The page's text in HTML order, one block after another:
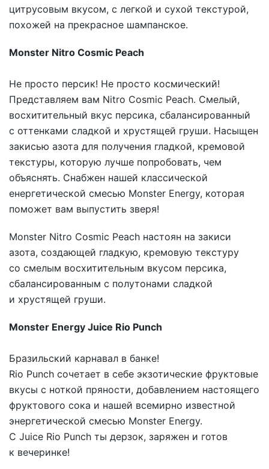
цитрусовым вкусом, с легкой и сухой текстурой,
похожей на прекрасное шампанское.
Monster Nitro Cosmic Peach
Не просто персик! Не просто космический!
Представляем вам Nitro Cosmic Peach. Смелый,
восхитительный вкус персика, сбалансированный
с оттенками сладкой и хрустящей груши. Насыщен
закисью азота для получения гладкой, кремовой
текстуры, которую лучше попробовать, чем
объяснять. Снабжен нашей классической
енергетической смесью Monster Energy, которая
поможет вам выпустить зверя!
Monster Nitro Cosmic Peach настоян на закиси
азота, создающей гладкую, кремовую текстуру
со смелым восхитительным вкусом персика,
сбалансированным с полутонами сладкой
и хрустящей груши.
Monster Energy Juice Rio Punch
Бразильский карнавал в банке!
Rio Punch сочетает в себе экзотические фруктовые
вкусы с ноткой пряности, добавлением настоящего
фруктового сока и нашей всемирно известной
энергетической смесью Monster Energy.
С Juice Rio Punch ты дерзок, заряжен и готов
к вечеринке!